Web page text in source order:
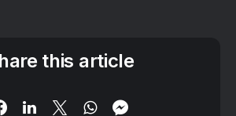
this article